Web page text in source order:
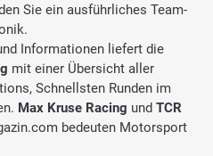
Sie ein ausführliches Team-
Informationen liefert die
mit einer Übersicht aller
Schnellsten Runden im
Max Kruse Racing und TCR
bedeuten Motorsport